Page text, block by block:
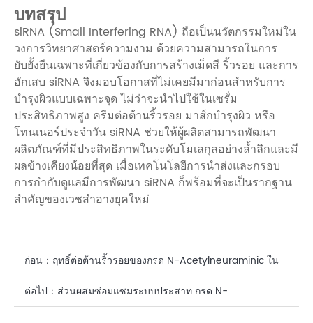
บทสรุป
siRNA (Small Interfering RNA) ถือเป็นนวัตกรรมใหม่ใน
วงการวิทยาศาสตร์ความงาม ด้วยความสามารถในการ
ยับยั้งยีนเฉพาะที่เกี่ยวข้องกับการสร้างเม็ดสี ริ้วรอย และการ
อักเสบ siRNA จึงมอบโอกาสที่ไม่เคยมีมาก่อนสำหรับการ
บำรุงผิวแบบเฉพาะจุด ไม่ว่าจะนำไปใช้ในเซรั่ม
ประสิทธิภาพสูง ครีมต่อต้านริ้วรอย มาส์กบำรุงผิว หรือ
โทนเนอร์ประจำวัน siRNA ช่วยให้ผู้ผลิตสามารถพัฒนา
ผลิตภัณฑ์ที่มีประสิทธิภาพในระดับโมเลกุลอย่างล้ำลึกและมี
ผลข้างเคียงน้อยที่สุด เมื่อเทคโนโลยีการนำส่งและกรอบ
การกำกับดูแลมีการพัฒนา siRNA ก็พร้อมที่จะเป็นรากฐาน
สำคัญของเวชสำอางยุคใหม่
ก่อน： ฤทธิ์ต่อต้านริ้วรอยของกรด N-Acetylneuraminic ใน
ผลิตภัณฑ์ดูแลผิวหน้า
ต่อไป： ส่วนผสมซ่อมแซมระบบประสาท กรด N-